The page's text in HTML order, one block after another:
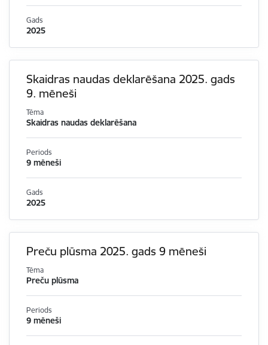
Gads
2025
Skaidras naudas deklarēšana 2025. gads
9. mēneši
Tēma
Skaidras naudas deklarēšana
Periods
9 mēneši
Gads
2025
Preču plūsma 2025. gads 9 mēneši
Tēma
Preču plūsma
Periods
9 mēneši